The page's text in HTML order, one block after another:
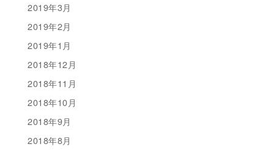
2019年3月
2019年2月
2019年1月
2018年12月
2018年11月
2018年10月
2018年9月
2018年8月